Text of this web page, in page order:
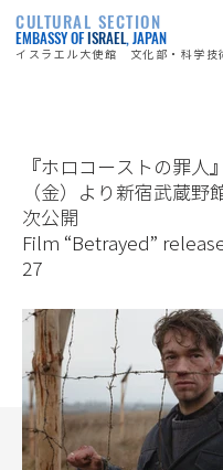
CULTURAL SECTION
EMBASSY OFISRAEL, JAPAN
イスラエル大使館 文化部・科学技
『ホロコーストの罪人
（金）より新宿武蔵野
次公開
Film “Betrayed”
27